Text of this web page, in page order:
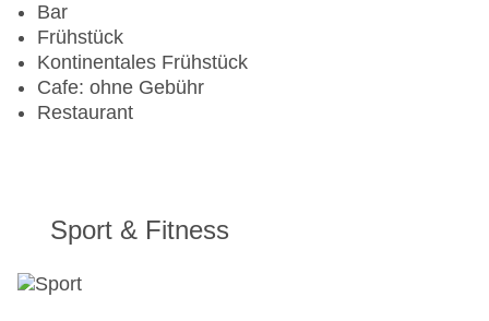
Bar
Frühstück
Kontinentales Frühstück
Cafe: ohne Gebühr
Restaurant
Sport & Fitness